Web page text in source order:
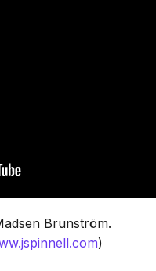
Brunström.
)